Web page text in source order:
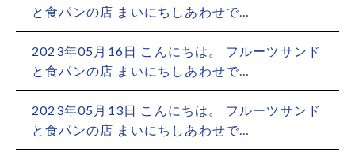
と食パンの店 まいにちしあわせで…
2023年05月16日 こんにちは。 フルーツサンド
と食パンの店 まいにちしあわせで…
2023年05月13日 こんにちは。 フルーツサンド
と食パンの店 まいにちしあわせで…